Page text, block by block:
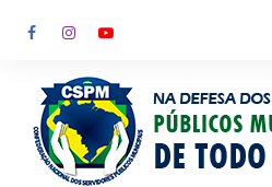
para
conteúdo